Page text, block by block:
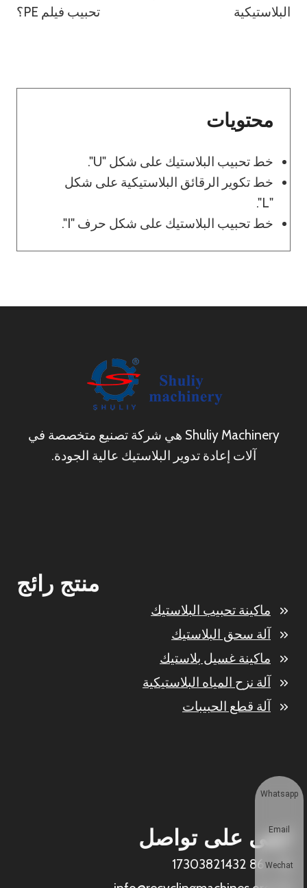
البلاستيكية
تحبيب فيلم PE؟
محتويات
خط تحبيب البلاستيك على شكل "U".
خط تكوير الرقائق البلاستيكية على شكل
"L".
خط تحبيب البلاستيك على شكل حرف "I".
Shuliy Machinery هي شركة تصنيع متخصصة في
آلات إعادة تدوير البلاستيك عالية الجودة.
منتج رائج
ماكينة تحبيب البلاستيك
آلة سحق البلاستيك
ماكينة غسيل بلاستيك
آلة نزح المياه البلاستيكية
آلة قطع الحبيبات
ابقى على تواصل
+86 17303821432
Whatsapp
Email
Wechat